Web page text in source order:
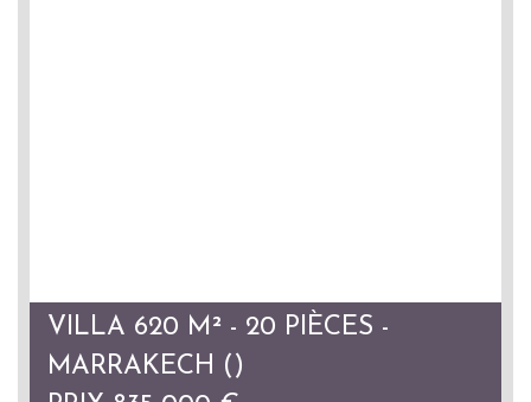
VILLA 620 M² - 20 PIÈCES -
MARRAKECH ()